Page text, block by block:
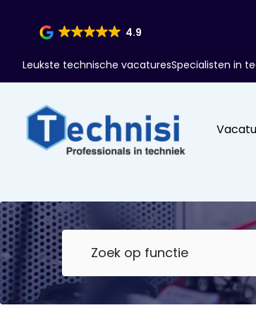
4.9
Leukste technische vacaturesSpecialisten in